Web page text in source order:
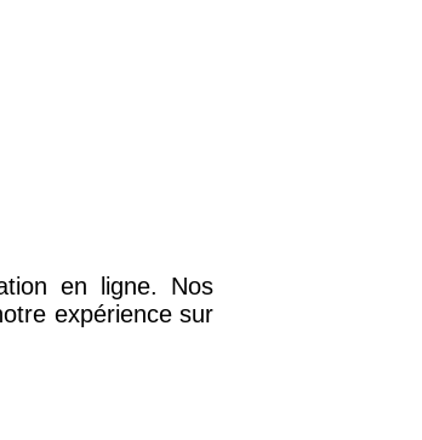
en ligne. Nos
expérience sur